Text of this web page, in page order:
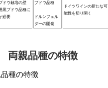
ドウ栽培の壁
黒ブドウ品種に
必要
ブドウ品種
ドルンフェル
ダーの開発
ドイツワインの新たな可
能性を切り開く
両親品種の特徴